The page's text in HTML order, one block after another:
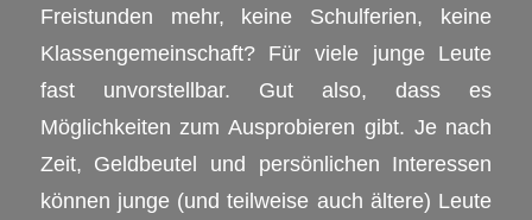
Freistunden mehr, keine Schulferien, keine
Klassengemeinschaft? Für viele junge Leute
fast unvorstellbar. Gut also, dass es
Möglichkeiten zum Ausprobieren gibt. Je nach
Zeit, Geldbeutel und persönlichen Interessen
können junge (und teilweise auch ältere) Leute